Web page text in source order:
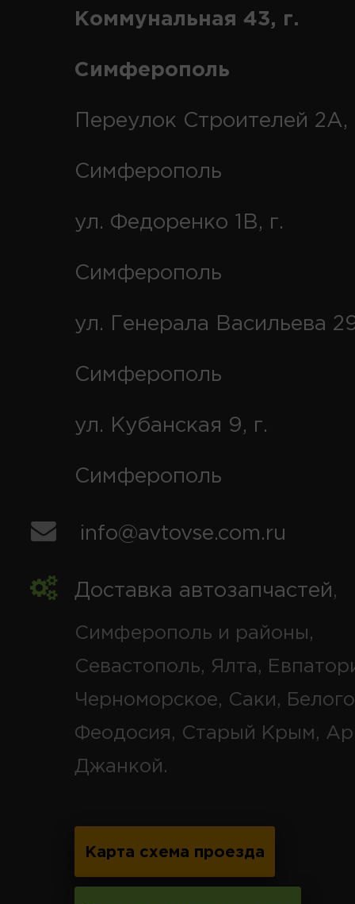
Коммунальная 43, г.
Симферополь
Переулок Строителей 2А,
Симферополь
ул. Федоренко 1В, г.
Симферополь
ул. Генерала Васильева
Симферополь
ул. Кубанская 9, г.
Симферополь
info@avtovse.com.ru
Доставка автозапчастей,
Симферополь и районы,
Севастополь, Ялта,
Черноморское, Саки,
Феодосия, Старый Крым,
Джанкой.
Карта схема проезда